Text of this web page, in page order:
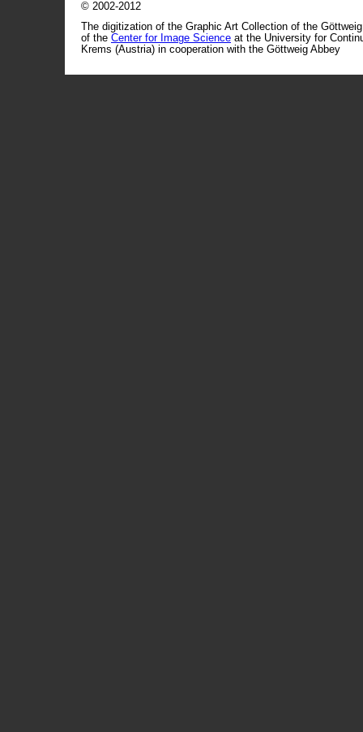
© 2002-2012
The digitization of the Graphic Art Collection of the
of the Center for Image Science at the University for
Krems (Austria) in cooperation with the Göttweig Abbey